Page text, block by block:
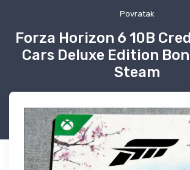
Povratak
Forza Horizon 6 10B
Cars Deluxe Edition
Steam